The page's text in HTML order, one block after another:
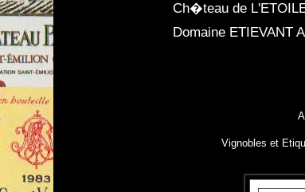
Ch�teau de
Domaine ETIEVANT
Vignobles et